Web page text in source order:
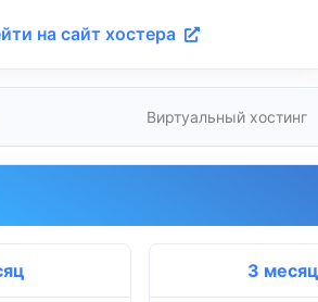
на сайт хостера
Виртуальный хостинг
3